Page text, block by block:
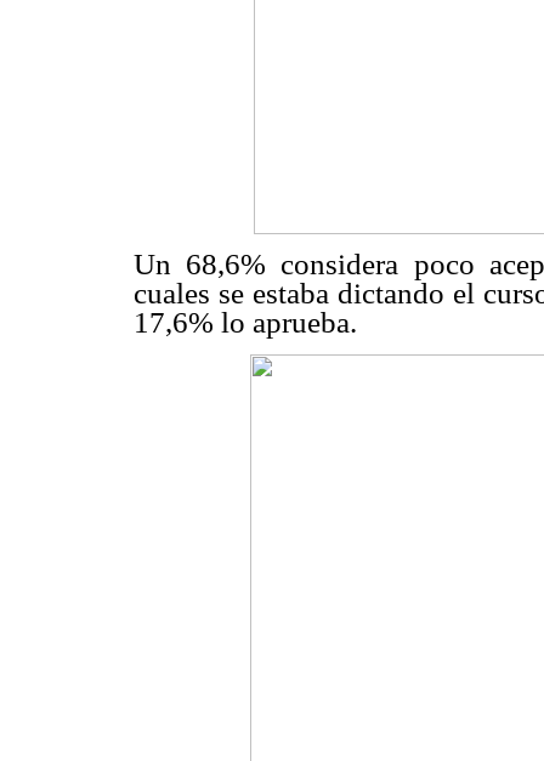
Un 68,6% considera poco
cuales se estaba dictando el
17,6% lo aprueba.